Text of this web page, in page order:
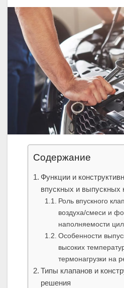
Содержание
Функции и
впускных и выпускных
Роль впускного
воздуха/смеси и
наполняемости
Особенности
высоких
термонагрузки на
Типы клапанов и
решения